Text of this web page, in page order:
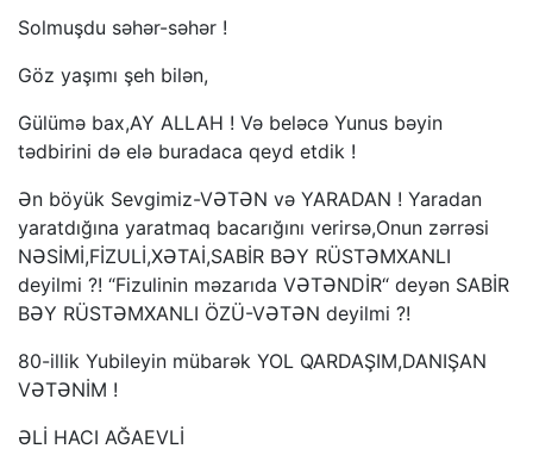
Solmuşdu səhər-səhər !
Göz yaşımı şeh bilən,
Gülümə bax,AY ALLAH ! Və beləcə Yunus bəyin
tədbirini də elə buradaca qeyd etdik !
Ən böyük Sevgimiz-VƏTƏN və YARADAN ! Yaradan
yaratdığına yaratmaq bacarığını verirsə,Onun zərrəsi
NƏSİMİ,FİZULİ,XƏTAİ,SABİR BƏY RÜSTƏMXANLI
deyilmi ?! “Fizulinin məzarıda VƏTƏNDİR“ deyən SABİR
BƏY RÜSTƏMXANLI ÖZÜ-VƏTƏN deyilmi ?!
80-illik Yubileyin mübarək YOL QARDAŞIM,DANIŞAN
VƏTƏNİM !
ƏLİ HACI AĞAEVLİ